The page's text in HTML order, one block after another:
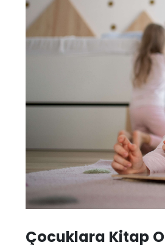
Çocuklara Kitap